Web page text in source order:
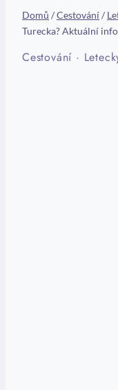
Domů /Cestování/
Turecka? Aktuální
Cestování ·